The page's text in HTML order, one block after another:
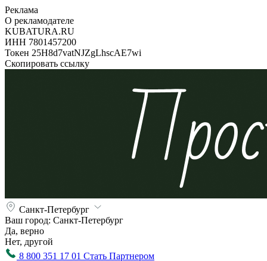
Реклама
О рекламодателе
KUBATURA.RU
ИНН 7801457200
Токен 25H8d7vatNJZgLhscAE7wi
Скопировать ссылку
Санкт-Петербург
Ваш город: Санкт-Петербург
Да, верно
Нет, другой
8 800 351 17 01 Стать Партнером